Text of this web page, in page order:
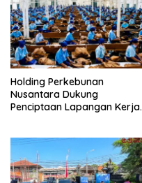
Holding Perkebunan
Nusantara Dukung
Penciptaan Lapangan Kerja,